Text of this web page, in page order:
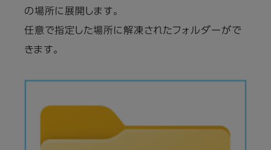
の場所に展開します。
任意で指定した場所に解凍されたフォルダーがで
きます。